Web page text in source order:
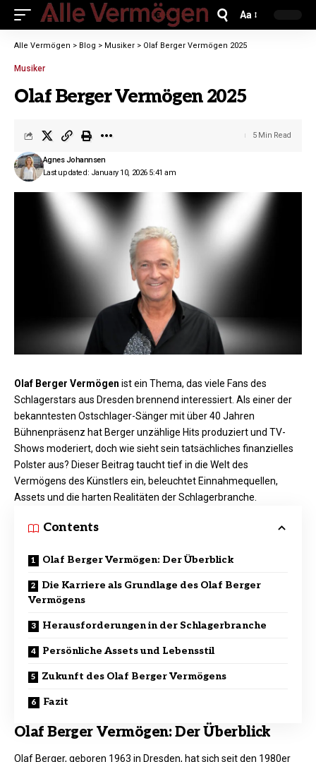
Aa
Alle Vermögen > Blog > Musiker > Olaf Berger Vermögen 2025
Musiker
Olaf Berger Vermögen 2025
Last updated: January 10, 2026 5:41 am
Agnes Johannsen
5 Min Read
Olaf Berger Vermögen ist ein Thema, das viele Fans des
Schlagerstars aus Dresden brennend interessiert. Als einer der
bekanntesten Ostschlager-Sänger mit über 40 Jahren
Bühnenpräsenz hat Berger unzählige Hits produziert und TV-
Shows moderiert, doch wie sieht sein tatsächliches finanzielles
Polster aus? Dieser Beitrag taucht tief in die Welt des
Vermögens des Künstlers ein, beleuchtet Einnahmequellen,
Assets und die harten Realitäten der Schlagerbranche.​
Contents
Olaf Berger Vermögen: Der Überblick
Die Karriere als Grundlage des Olaf Berger
Vermögens
Herausforderungen in der Schlagerbranche
Persönliche Assets und Lebensstil
Zukunft des Olaf Berger Vermögens
Fazit
Olaf Berger Vermögen: Der Überblick
Olaf Berger, geboren 1963 in Dresden, hat sich seit den 1980er